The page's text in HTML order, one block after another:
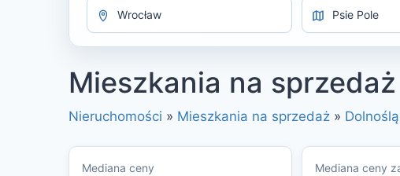
Mieszkania na
Nieruchomości » Mieszkania na sprzedaż »
Mediana ceny Mediana ceny